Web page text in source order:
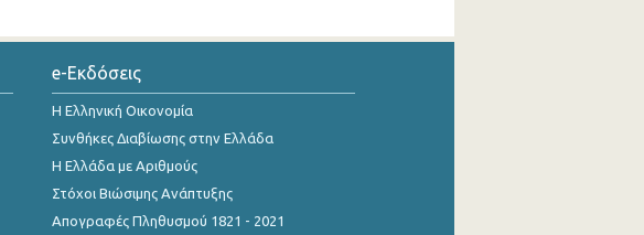
e-Εκδόσεις
Η Ελληνική Οικονομία
Συνθήκες Διαβίωσης στην Ελλάδα
Η Ελλάδα με Αριθμούς
Στόχοι Βιώσιμης Ανάπτυξης
Απογραφές Πληθυσμού 1821 - 2021